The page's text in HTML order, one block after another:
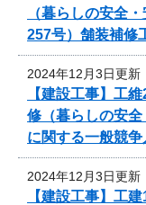
（暮らしの安全
257号）舗装補修
2024年12月3日更新
【建設工事】工
修（暮らしの安
に関する一般競
2024年12月3日更新
【建設工事】工